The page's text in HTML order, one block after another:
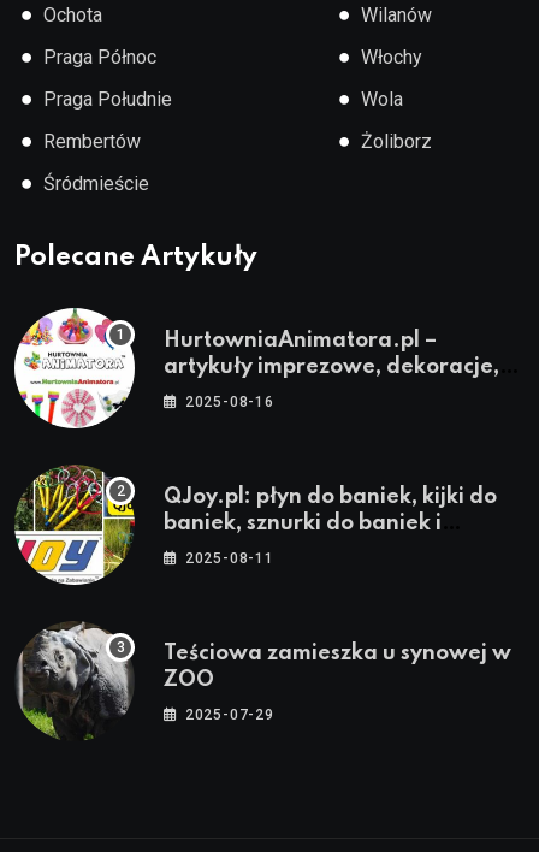
● Ochota
● Praga Północ
● Praga Południe
● Rembertów
● Śródmieście
● Wilanów
● Włochy
● Wola
● Żoliborz
Polecane Artykuły
HurtowniaAnimatora.pl –
artykuły imprezowe, dekoracje,
stroje i akcesoria dla animatorów
2025-08-16
QJoy.pl: płyn do baniek, kijki do
baniek, sznurki do baniek i
zestawy do baniek
2025-08-11
Teściowa zamieszka u synowej w
ZOO
2025-07-29